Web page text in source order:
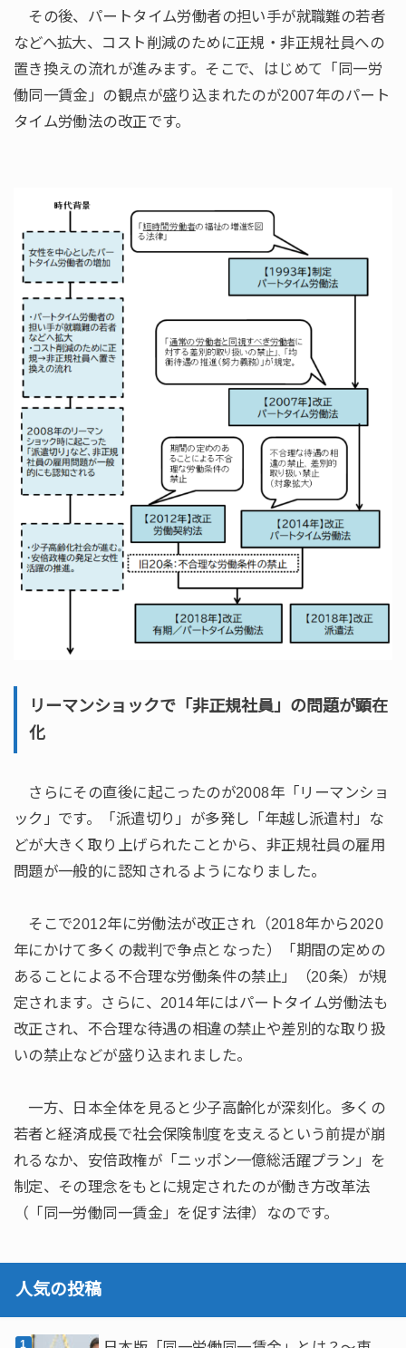
その後、パートタイム労働者の担い手が就職難の若者
などへ拡大、コスト削減のために正規・非正規社員への
置き換えの流れが進みます。そこで、はじめて「同一労
働同一賃金」の観点が盛り込まれたのが2007年のパート
タイム労働法の改正です。
リーマンショックで「非正規社員」の問題が顕在
化
さらにその直後に起こったのが2008年「リーマンショ
ック」です。「派遣切り」が多発し「年越し派遣村」な
どが大きく取り上げられたことから、非正規社員の雇用
問題が一般的に認知されるようになりました。
そこで2012年に労働法が改正され（2018年から2020
年にかけて多くの裁判で争点となった）「期間の定めの
あることによる不合理な労働条件の禁止」（20条）が規
定されます。さらに、2014年にはパートタイム労働法も
改正され、不合理な待遇の相違の禁止や差別的な取り扱
いの禁止などが盛り込まれました。
一方、日本全体を見ると少子高齢化が深刻化。多くの
若者と経済成長で社会保険制度を支えるという前提が崩
れるなか、安倍政権が「ニッポン一億総活躍プラン」を
制定、その理念をもとに規定されたのが働き方改革法
（「同一労働同一賃金」を促す法律）なのです。
人気の投稿